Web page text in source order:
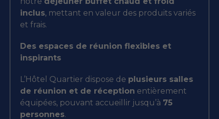
inclus, mettant en valeur des produits variés
et frais.
Des espaces de réunion flexibles et
inspirants
L’Hôtel Quartier dispose de plusieurs salles
de réunion et de réception entièrement
équipées, pouvant accueillir jusqu’à 75
personnes.